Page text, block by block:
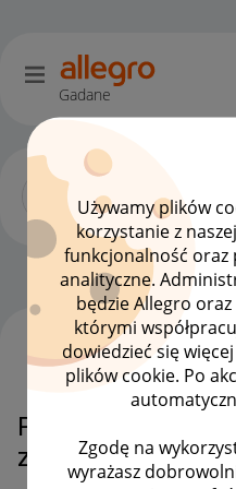
Używamy plików
korzystanie z
funkcjonalność oraz
analityczne.
będzie Allegro
którymi
dowiedzieć się
plików cookie. Po
Zgodę na
wyrażasz
Gadane
Zaawansowani
Przywrócenie
zamówienia